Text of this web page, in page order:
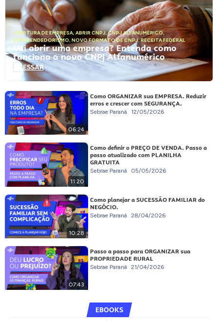
ABERTURA DE EMPRESA, ABRIR CNPJ,CNPJ ALFANUMÉRICO,
EMPREENDEDORISMO, NOVO FORMATO DE CNPJ,RECEITA FEDERAL
Vai abrir uma empresa? Entenda como
funciona o novo CNPJ Alfanumérico
ACESSAR
06:24
Como ORGANIZAR sua EMPRESA. Reduzir
erros e crescer com SEGURANÇA.
Sebrae Paraná 12/05/2026
11:20
Como definir o PREÇO DE VENDA. Passo a
passo atualizado com PLANILHA
GRATUITA
Sebrae Paraná 05/05/2026
10:28
Como planejar a SUCESSÃO FAMILIAR do
NEGÓCIO.
Sebrae Paraná 28/04/2026
07:43
Passo a passo para ORGANIZAR sua
PROPRIEDADE RURAL
Sebrae Paraná 21/04/2026
EBOOKS